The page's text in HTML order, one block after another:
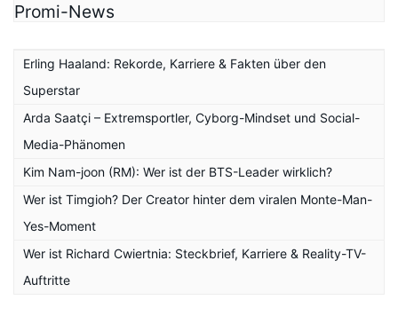
Promi-News
Erling Haaland: Rekorde, Karriere & Fakten über den
Superstar
Arda Saatçi – Extremsportler, Cyborg-Mindset und Social-
Media-Phänomen
Kim Nam-joon (RM): Wer ist der BTS-Leader wirklich?
Wer ist Timgioh? Der Creator hinter dem viralen Monte-Man-
Yes-Moment
Wer ist Richard Cwiertnia: Steckbrief, Karriere & Reality-TV-
Auftritte